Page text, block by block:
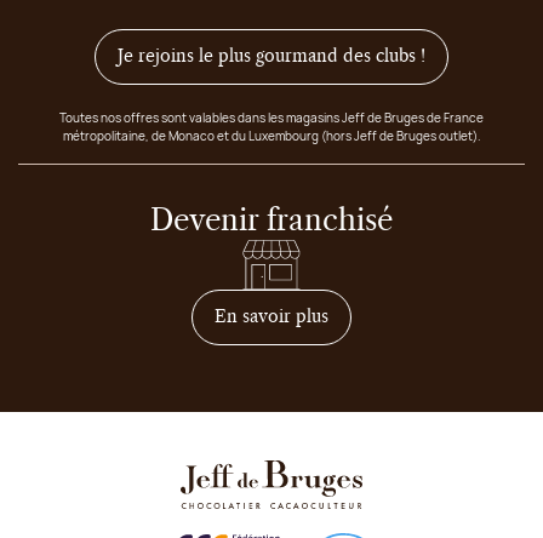
Je rejoins le plus gourmand des clubs !
Toutes nos offres sont valables dans les magasins Jeff de Bruges de France
métropolitaine, de Monaco et du Luxembourg (hors Jeff de Bruges outlet).
Devenir franchisé
En savoir plussur comment devenir